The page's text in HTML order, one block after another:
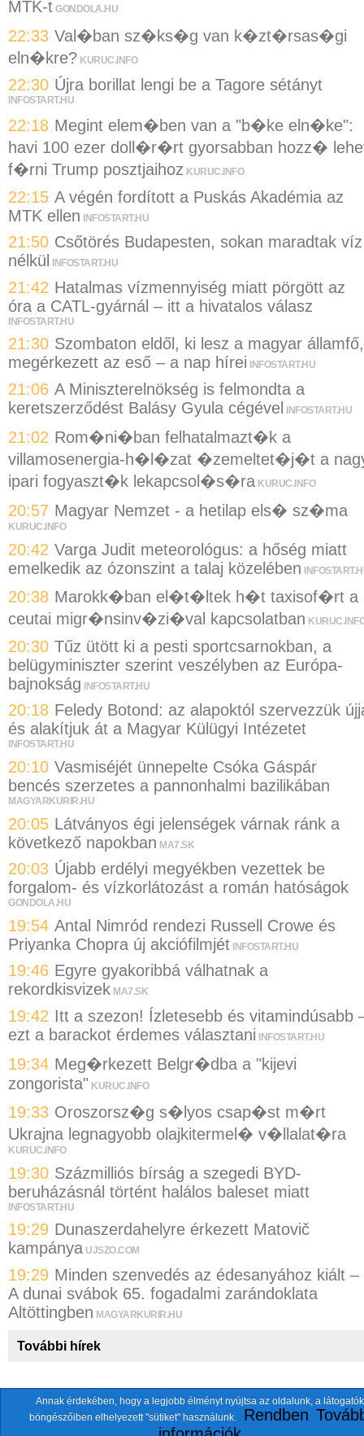
MTK-t GONDOLA.HU
22:33 Val�ban sz�ks�g van k�zt�rsas�gi
eln�kre? KURUC.INFO
22:30 Újra borillat lengi be a Tagore sétányt
INFOSTART.HU
22:18 Megint elem�ben van a "b�ke eln�ke":
havi 100 ezer doll�r�rt gyorsabban hozz�
f�rni Trump posztjaihoz KURUC.INFO
22:15 A végén fordított a Puskás Akadémia az
MTK ellen INFOSTART.HU
21:50 Csőtörés Budapesten, sokan maradtak víz
nélkül
INFOSTART.HU
21:42 Hatalmas vízmennyiség miatt pörgött az
óra a CATL-gyárnál – itt a hivatalos válasz
INFOSTART.HU
21:30 Szombaton eldől, ki lesz a magyar államfő,
megérkezett az eső – a nap hírei
INFOSTART.HU
21:06 A Miniszterelnökség is felmondta a
keretszerződést Balásy Gyula cégével
INFOSTART.HU
21:02 Rom�ni�ban felhatalmazt�k a
villamosenergia-h�l�zat �zemeltet�j�t a
ipari fogyaszt�k lekapcsol�s�ra KURUC.INFO
20:57 Magyar Nemzet - a hetilap els� sz�ma
KURUC.INFO
20:42 Varga Judit meteorológus: a hőség miatt
emelkedik az ózonszint a talaj közelében
20:38 Marokk�ban el�t�ltek h�t taxisof�rt a
ceutai migr�nsinv�zi�val kapcsolatban
20:30 Tűz ütött ki a pesti sportcsarnokban, a
belügyminiszter szerint veszélyben az Európa-
bajnokság INFOSTART.HU
20:18 Feledy Botond: az alapoktól szervezzük
és alakítjuk át a Magyar Külügyi Intézetet
INFOSTART.HU
20:10 Vasmiséjét ünnepelte Csóka Gáspár
bencés szerzetes a pannonhalmi bazilikában
MAGYARKURIR.HU
20:05 Látványos égi jelenségek várnak ránk a
következő napokban MA7.SK
20:03 Újabb erdélyi megyékben vezettek be
forgalom- és vízkorlátozást a román hatóságok
GONDOLA.HU
19:54 Antal Nimród rendezi Russell Crowe és
Priyanka Chopra új akciófilmjét INFOSTART.HU
19:46 Egyre gyakoribbá válhatnak a
rekordkisvizek MA7.SK
19:42 Itt a szezon! Ízletesebb és vitamindúsabb
ezt a barackot érdemes választani
INFOSTART.HU
19:34 Meg�rkezett Belgr�dba a "kijevi
zongorista" KURUC.INFO
19:33 Oroszorsz�g s�lyos csap�st m�rt
Ukrajna legnagyobb olajkitermel� v�llalat�ra
KURUC.INFO
19:30 Százmilliós bírság a szegedi BYD-
beruházásnál történt halálos baleset miatt
INFOSTART.HU
19:29 Dunaszerdahelyre érkezett Matovič
kampánya UJSZO.COM
19:29 Minden szenvedés az édesanyához kiált –
A dunai svábok 65. fogadalmi zarándoklata
Altöttingben MAGYARKURIR.HU
További hírek
A fentiekkel együtt összesen 118 oldalt
szemlézünk.
© 2026 Nemzeti.net - E-mail: ten.itezmen@itezmen
Annak érdekében, hogy a legjobb élményt nyújtsa az oldalunk, a látogatók
böngészőiben elhelyezett "sütiket" használunk.
Rendben